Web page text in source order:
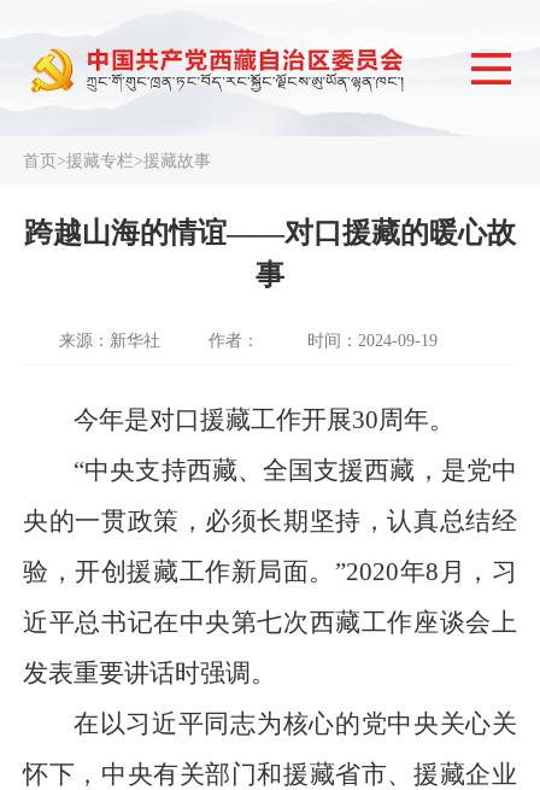
首页>援藏专栏>援藏故事
跨越山海的情谊——对口援藏的暖心故
事
来源：新华社 作者： 时间：2024-09-19
今年是对口援藏工作开展30周年。
“中央支持西藏、全国支援西藏，是党中
央的一贯政策，必须长期坚持，认真总结经
验，开创援藏工作新局面。”2020年8月，习
近平总书记在中央第七次西藏工作座谈会上
发表重要讲话时强调。
在以习近平同志为核心的党中央关心关
怀下，中央有关部门和援藏省市、援藏企业